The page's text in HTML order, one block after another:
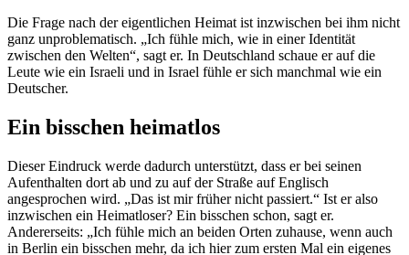
Die Frage nach der eigentlichen Heimat ist inzwischen bei ihm nicht
ganz unproblematisch. „Ich fühle mich, wie in einer Identität
zwischen den Welten“, sagt er. In Deutschland schaue er auf die
Leute wie ein Israeli und in Israel fühle er sich manchmal wie ein
Deutscher.
Ein bisschen heimatlos
Dieser Eindruck werde dadurch unterstützt, dass er bei seinen
Aufenthalten dort ab und zu auf der Straße auf Englisch
angesprochen wird. „Das ist mir früher nicht passiert.“ Ist er also
inzwischen ein Heimatloser? Ein bisschen schon, sagt er.
Andererseits: „Ich fühle mich an beiden Orten zuhause, wenn auch
in Berlin ein bisschen mehr, da ich hier zum ersten Mal ein eigenes